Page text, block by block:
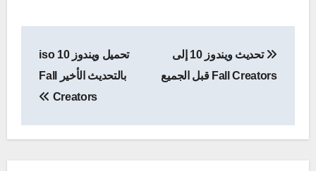
المقالات
تحديث ويندوز 10 إلى
Fall Creators قبل الجميع
تحميل ويندوز 10 iso
بالتحديث الأخير Fall
Creators